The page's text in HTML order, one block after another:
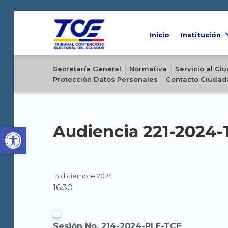
Open toolbar
Inicio Institución
Secretaría General Normativa
Servicio al
Protección Datos Personales
Contacto
Audiencia 221-2024-
13 diciembre 2024
16:30